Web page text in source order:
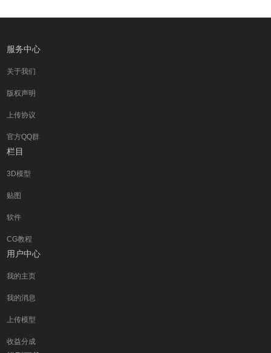
服务中心
关于我们
版权声明
上传协议
官方QQ群
栏目
3D模型
贴图
软件
CG教程
用户中心
我的主页
我的消息
上传模型
收益分成